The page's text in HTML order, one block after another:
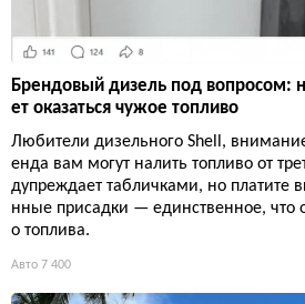
Брендовый дизель под вопросом:
ет оказаться чужое топливо
Любители дизельного Shell,
енда вам могут налить топливо от
дупреждает табличками, но платите
нные присадки — единственное, что
о топлива.
Авто 7 400